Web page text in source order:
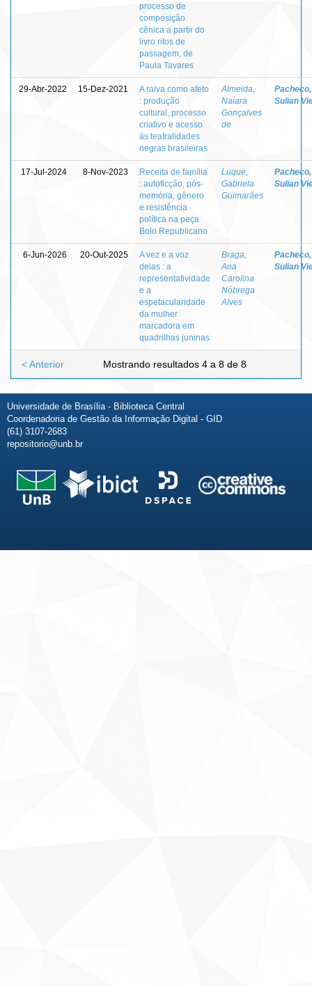
processo de
composição
cênica a partir do
livro ritos de
passagem, de
Paula Tavares
29-Abr-2022 15-Dez-2021
A raiva como afeto
: produção
cultural, processo
criativo e acesso
às teatralidades
negras brasileiras
Almeida,
Naiara
Gonçalves
de
Pacheco,
Sulian
17-Jul-2024 8-Nov-2023
Receita de família
: autoficção, pós-
memória, gênero
e resistência
política na peça
Bolo Republicano
Luque,
Gabriela
Guimarães
Pacheco,
Sulian
6-Jun-2026 20-Out-2025
A vez e a voz
delas : a
representatividade
e a
espetacularidade
da mulher
marcadora em
quadrilhas juninas
Braga,
Ana
Carolina
Nóbrega
Alves
Pacheco,
Sulian
Mostrando resultados 4 a 8 de 8
< Anterior
Universidade de Brasília - Biblioteca Central
Coordenadoria de Gestão da Informação Digital - GID
(61) 3107-2683
repositorio@unb.br